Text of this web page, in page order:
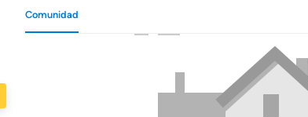
Comunidad